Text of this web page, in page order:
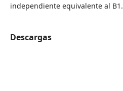
independiente equivalente al B1.
Descargas